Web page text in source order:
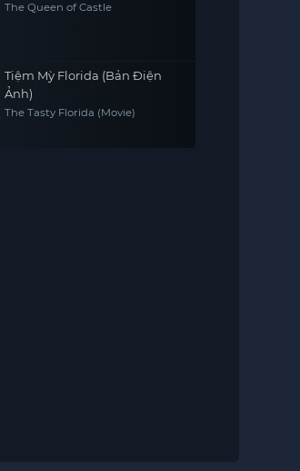
The Queen of Castle
Tiệm Mỳ Florida (Bản Điện
Ảnh)
The Tasty Florida (Movie)